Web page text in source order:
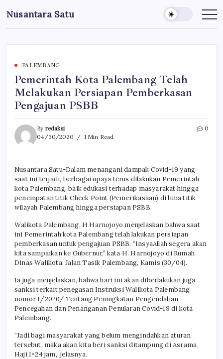
to
content
Nusantara Satu
Berita
Nusantara
PALEMBANG
Pemerintah Kota Palembang Telah
Melakukan Persiapan Pemberkasan
Pengajuan PSBB
By redaksi
04/30/2020
1 Min Read
0
Nusantara Satu-Dalam menangani dampak Covid-19 yang
saat ini terjadi, berbagai upaya terus dilakukan Pemerintah
kota Palembang, baik edukasi terhadap masyarakat hingga
penempatan titik Check Point (Pemerikasaan) di lima titik
wilayah Palembang hingga persiapan PSBB.
Walikota Palembang, H Harnojoyo menjelaskan bahwa saat
ini Pemerintah kota Palembang telah lakukan persiapan
pemberkasan untuk pengajuan PSBB. “InsyaAllah segera akan
kita sampaikan ke Gubernur,” kata H. Harnojoyo di Rumah
Dinas Walikota, Jalan Tasik Palembang, Kamis (30/04).
Ia juga menjelaskan, bahwa hari ini akan diberlakukan juga
sanksi terkait penegasan Instruksi Walikota Palembang
nomor I/2020/ Tentang Peningkatan Pengendalian
Pencegahan dan Penanganan Penularan Covid-19 di kota
Palembang.
“Jadi bagi masyarakat yang belum mengindahkan aturan
tersebut, maka akan kita beri sanksi ditampung di Asrama
Haji 1×24 jam,” jelasnya.